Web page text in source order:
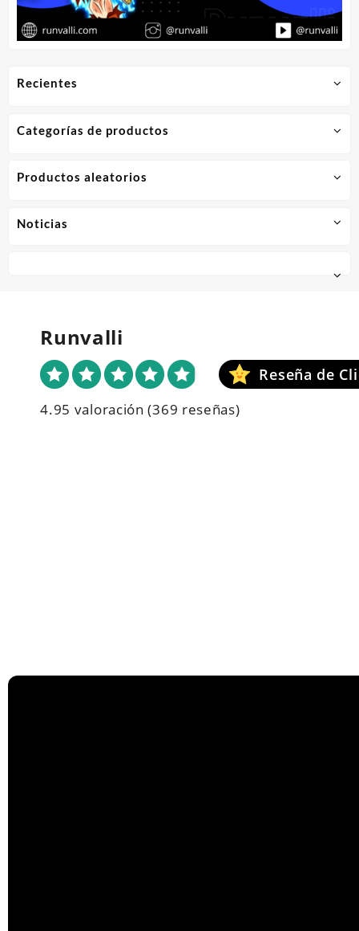
Recientes
Categorías de productos
Productos aleatorios
Noticias
Runvalli
4.95 valoración (369 reseñas)